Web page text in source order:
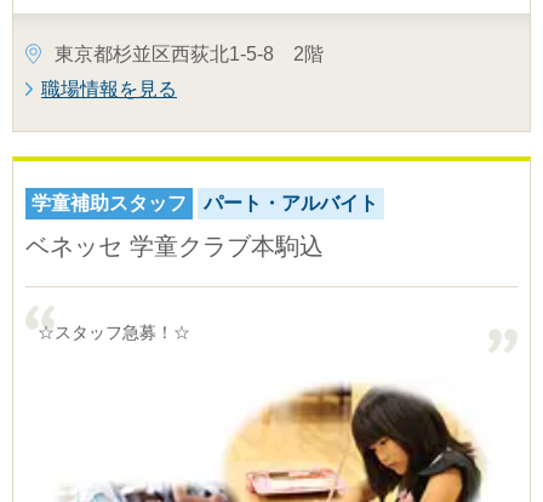
東京都杉並区西荻北1-5-8 2階
職場情報を見る
学童補助スタッフ パート・アルバイト
ベネッセ 学童クラブ本駒込
☆スタッフ急募！☆